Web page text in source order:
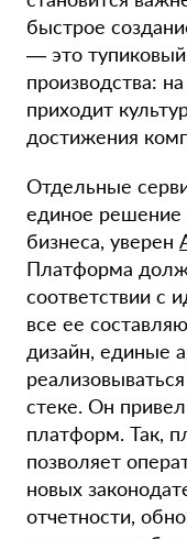
быстрое
— это тупиковый
производства:
приходит
достижения
Отдельные
единое
бизнеса, уверен
Платформа
соответствии с
все ее
дизайн, единые
стеке. Он
платформ. Так,
позволяет
новых
отчетности,